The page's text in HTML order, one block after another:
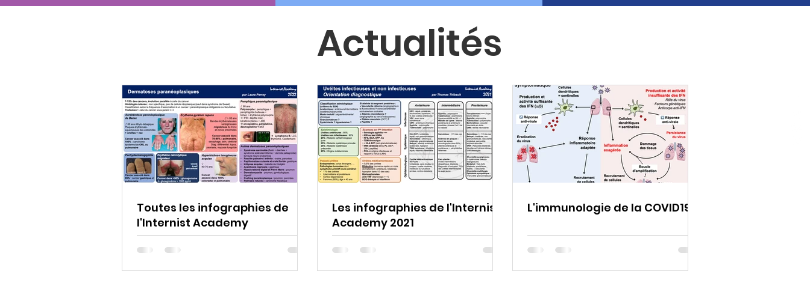
Actualités
Toutes les infographies de
l'Internist Academy
Les infographies de l'Internist
Academy 2021
L'immunologie de la COVID19